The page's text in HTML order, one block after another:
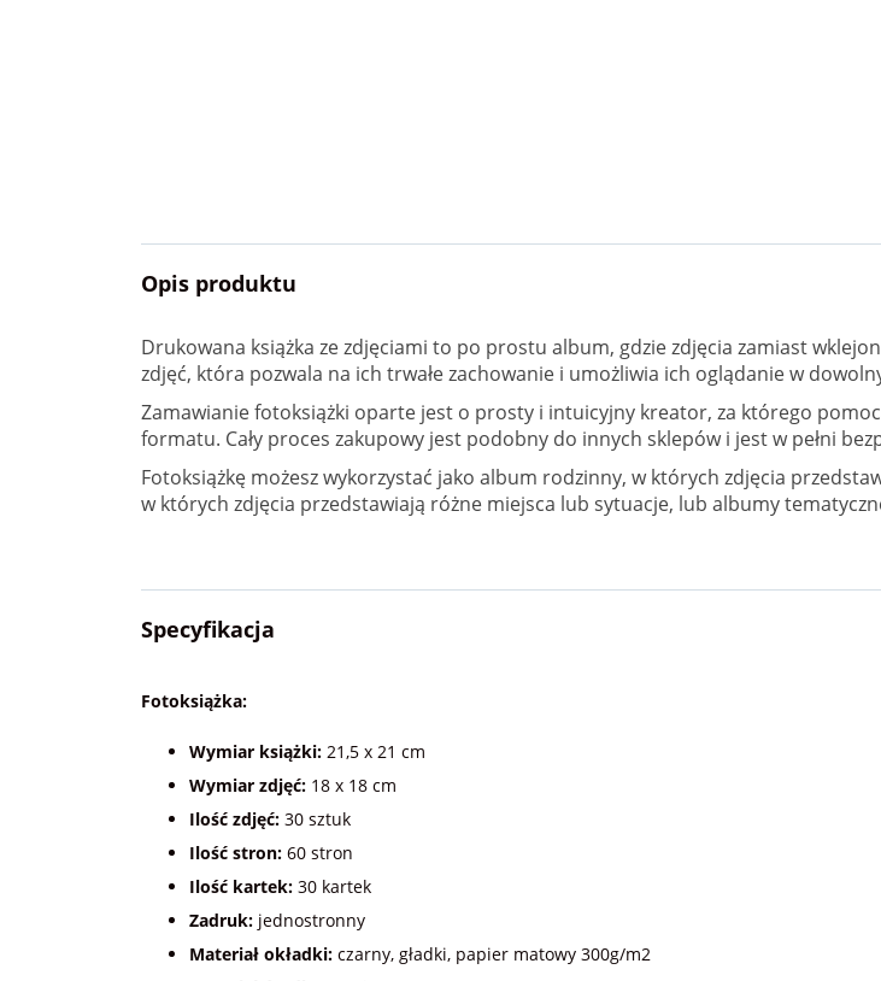
Opis produktu
Drukowana książka ze zdjęciami to po prostu album, gdzie zdjęcia zamiast
zdjęć, która pozwala na ich trwałe zachowanie i umożliwia ich oglądanie w
Zamawianie fotoksiążki oparte jest o prosty i intuicyjny kreator, za którego
formatu. Cały proces zakupowy jest podobny do innych sklepów i jest w pełni
Fotoksiążkę możesz wykorzystać jako album rodzinny, w których zdjęcia
w których zdjęcia przedstawiają różne miejsca lub sytuacje, lub albumy
Specyfikacja
Fotoksiążka:
Wymiar książki: 21,5 x 21 cm
Wymiar zdjęć: 18 x 18 cm
Ilość zdjęć: 30 sztuk
Ilość stron: 60 stron
Ilość kartek: 30 kartek
Zadruk: jednostronny
Materiał okładki: czarny, gładki, papier matowy 300g/m2